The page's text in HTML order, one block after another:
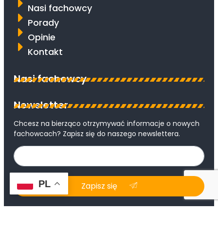
Nasi fachowcy
Porady
Opinie
Kontakt
Nasi fachowcy
Newsletter
Chcesz na bierząco otrzymywać informacje o nowych
fachowcach? Zapisz się do naszego newslettera.
Zapisz się
PL